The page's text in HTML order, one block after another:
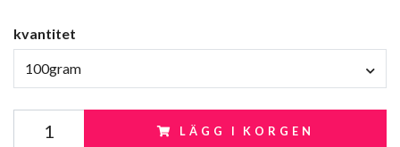
kvantitet
100gram
LÄGG I KORGEN